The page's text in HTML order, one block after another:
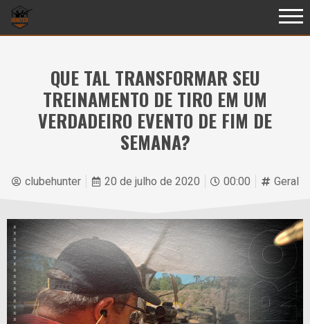
QUE TAL TRANSFORMAR SEU
TREINAMENTO DE TIRO EM UM
VERDADEIRO EVENTO DE FIM DE
SEMANA?
clubehunter 20 de julho de 2020 00:00 Geral